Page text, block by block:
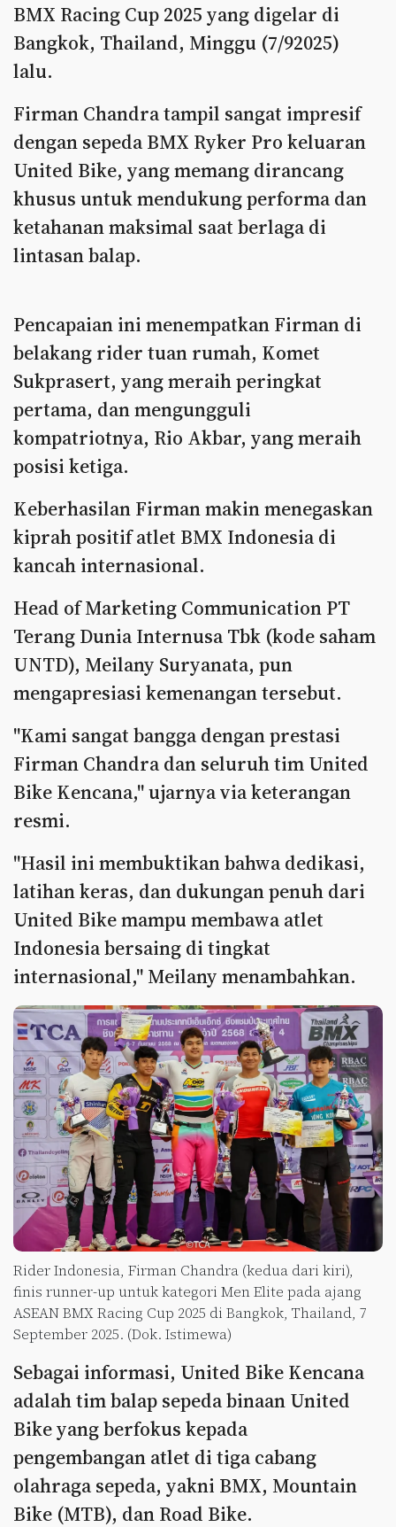
BMX Racing Cup 2025 yang digelar di
Bangkok, Thailand, Minggu (7/92025)
lalu.
Firman Chandra tampil sangat impresif
dengan sepeda BMX Ryker Pro keluaran
United Bike, yang memang dirancang
khusus untuk mendukung performa dan
ketahanan maksimal saat berlaga di
lintasan balap.
Pencapaian ini menempatkan Firman di
belakang rider tuan rumah, Komet
Sukprasert, yang meraih peringkat
pertama, dan mengungguli
kompatriotnya, Rio Akbar, yang meraih
posisi ketiga.
Keberhasilan Firman makin menegaskan
kiprah positif atlet BMX Indonesia di
kancah internasional.
Head of Marketing Communication PT
Terang Dunia Internusa Tbk (kode saham
UNTD), Meilany Suryanata, pun
mengapresiasi kemenangan tersebut.
"Kami sangat bangga dengan prestasi
Firman Chandra dan seluruh tim United
Bike Kencana," ujarnya via keterangan
resmi.
"Hasil ini membuktikan bahwa dedikasi,
latihan keras, dan dukungan penuh dari
United Bike mampu membawa atlet
Indonesia bersaing di tingkat
internasional," Meilany menambahkan.
Rider Indonesia, Firman Chandra (kedua dari kiri),
finis runner-up untuk kategori Men Elite pada ajang
ASEAN BMX Racing Cup 2025 di Bangkok, Thailand, 7
September 2025. (Dok. Istimewa)
Sebagai informasi, United Bike Kencana
adalah tim balap sepeda binaan United
Bike yang berfokus kepada
pengembangan atlet di tiga cabang
olahraga sepeda, yakni BMX, Mountain
Bike (MTB), dan Road Bike.